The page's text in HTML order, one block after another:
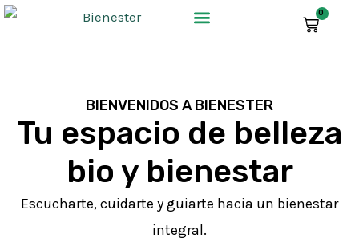
Ir
0
BIENVENIDOS A BIENESTER
Tu espacio de belleza
bio y bienestar
Escucharte, cuidarte y guiarte hacia un bienestar
integral.